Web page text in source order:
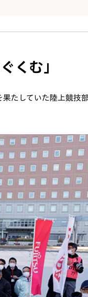
くむ」
たしていた陸上競技